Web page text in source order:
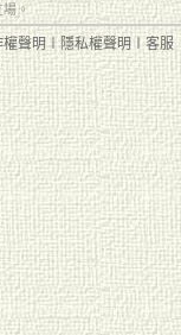
場。
權聲明︱隱私權聲明 客服